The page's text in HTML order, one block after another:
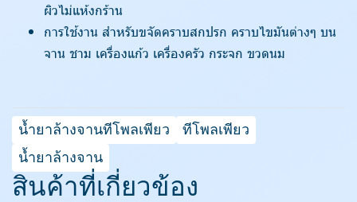
ผิวไม่แห้งกร้าน
การใช้งาน สำหรับขจัดคราบสกปรก คราบไขมันต่างๆ บน
จาน ชาม เครื่องแก้ว เครื่องครัว กระจก ขวดนม
น้ำยาล้างจานทีโพลเพียว
ทีโพลเพียว
น้ำยาล้างจาน
สินค้าที่เกี่ยวข้อง